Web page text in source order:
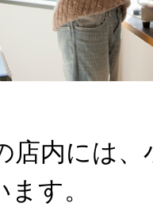
店内には
す。